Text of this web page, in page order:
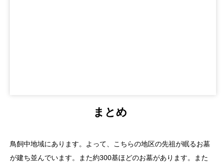
まとめ
鳥飼中地域にあります。よって、こちらの地区の先祖が眠るお墓
が建ち並んでいます。また約300基ほどのお墓があります。また